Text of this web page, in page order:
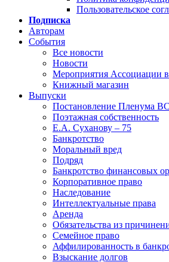
Пользовательское
Подписка
Авторам
Cобытия
Все новости
Новости
Мероприятия Ассоциации
Книжный магазин
Выпуски
Постановление Пленума
Поэтажная собственность
Е.А. Суханову – 75
Банкротство
Моральный вред
Подряд
Банкротство финансовых
Корпоративное право
Наследование
Интеллектуальные права
Аренда
Обязательства из
Семейное право
Аффилированность в
Взыскание долгов